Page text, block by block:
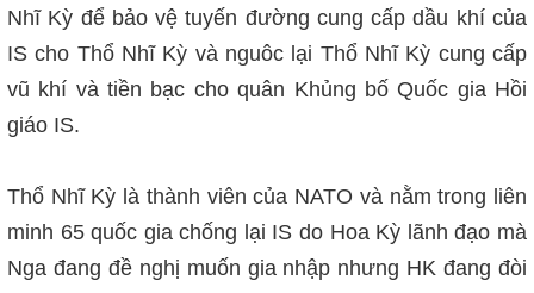
Nhĩ Kỳ để bảo vệ tuyến đường cung cấp dầu khí của
IS cho Thổ Nhĩ Kỳ và nguôc lại Thổ Nhĩ Kỳ cung cấp
vũ khí và tiền bạc cho quân Khủng bố Quốc gia Hồi
giáo IS.
Thổ Nhĩ Kỳ là thành viên của NATO và nằm trong liên
minh 65 quốc gia chống lại IS do Hoa Kỳ lãnh đạo mà
Nga đang đề nghị muốn gia nhập nhưng HK đang đòi